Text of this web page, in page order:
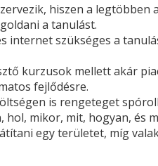
hiszen a legtöbben
a tanulást.
internet szükséges a
kurzusok mellett akár
fejlődésre.
is rengeteget
mikor, mit, hogyan, és
egy területet, míg